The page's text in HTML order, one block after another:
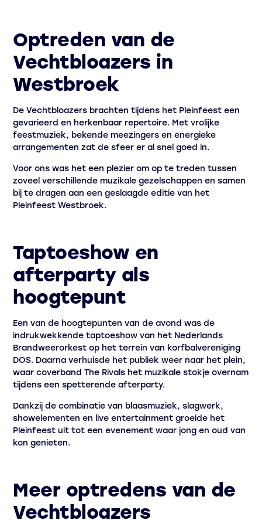
Optreden van de
Vechtbloazers in
Westbroek
De Vechtbloazers brachten tijdens het Pleinfeest een
gevarieerd en herkenbaar repertoire. Met vrolijke
feestmuziek, bekende meezingers en energieke
arrangementen zat de sfeer er al snel goed in.
Voor ons was het een plezier om op te treden tussen
zoveel verschillende muzikale gezelschappen en samen
bij te dragen aan een geslaagde editie van het
Pleinfeest Westbroek.
Taptoeshow en
afterparty als
hoogtepunt
Een van de hoogtepunten van de avond was de
indrukwekkende taptoeshow van het Nederlands
Brandweerorkest op het terrein van korfbalvereniging
DOS. Daarna verhuisde het publiek weer naar het plein,
waar coverband The Rivals het muzikale stokje overnam
tijdens een spetterende afterparty.
Dankzij de combinatie van blaasmuziek, slagwerk,
showelementen en live entertainment groeide het
Pleinfeest uit tot een evenement waar jong en oud van
kon genieten.
Meer optredens van de
Vechtbloazers